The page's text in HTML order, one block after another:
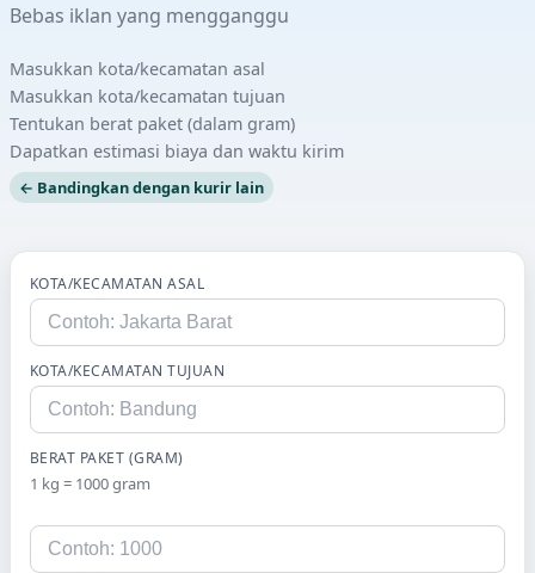
Bebas iklan yang mengganggu
Masukkan kota/kecamatan asal
Masukkan kota/kecamatan tujuan
Tentukan berat paket (dalam gram)
Dapatkan estimasi biaya dan waktu kirim
← Bandingkan dengan kurir lain
KOTA/KECAMATAN ASAL
KOTA/KECAMATAN TUJUAN
BERAT PAKET (GRAM)
1 kg = 1000 gram